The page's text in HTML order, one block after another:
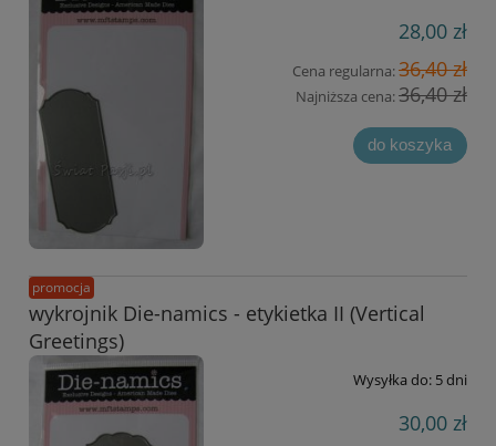
28,00 zł
Cena regularna:36,40 zł
Najniższa cena:36,40 zł
do koszyka
wykrojnik Die-namics - etykietka II (Vertical
Greetings)
Wysyłka do: 5 dni
30,00 zł
promocja